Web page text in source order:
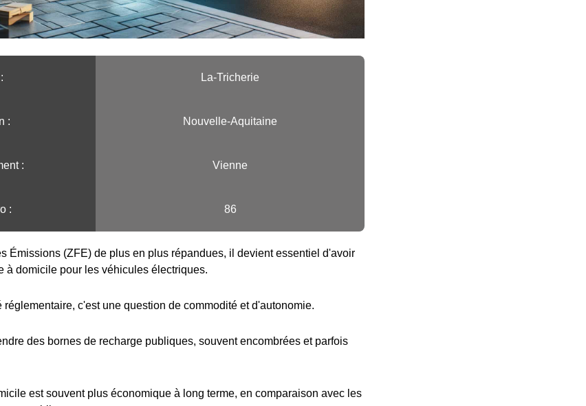
La-Tricherie
:️ Nouvelle-Aquitaine
: Vienne
: 86
Émissions (ZFE) de plus en plus répandues, il devient essentiel d'avoir
à domicile pour les véhicules électriques.
c'est une question de commodité et d'autonomie.
des bornes de recharge publiques, souvent encombrées et parfois
est souvent plus économique à long terme, en comparaison avec les